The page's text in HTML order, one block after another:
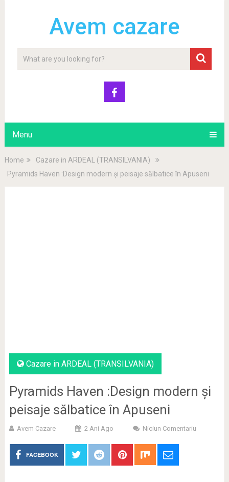
Avem cazare
Menu
Home
Cazare in ARDEAL (TRANSILVANIA)
Pyramids Haven :Design modern și peisaje sălbatice în Apuseni
Cazare in ARDEAL (TRANSILVANIA)
Pyramids Haven :Design modern și
peisaje sălbatice în Apuseni
Avem Cazare 2 Ani Ago Niciun Comentariu
FACEBOOK